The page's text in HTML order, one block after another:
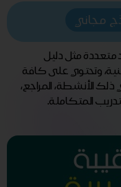
مجاني
متعددة مثل دليل
وتحتوي على كافة
ذلك الأنشطة، المراجع،
المتكاملة.